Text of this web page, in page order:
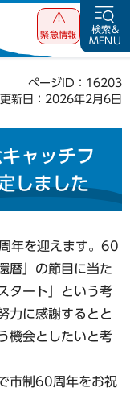
緊急情報
検索&
MENU
ページID：16203
更新日：2026年2月6日
ャッチフ
しました
年を迎えます。60
暦」の節目に当た
タート」という考
力に感謝するとと
機会としたいと考
市制60周年をお祝